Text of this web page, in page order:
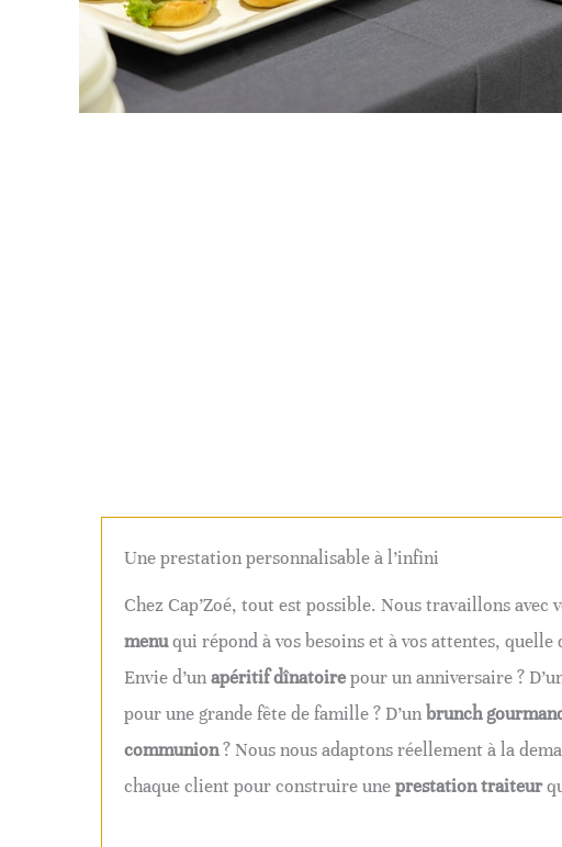
Une prestation personnalisable à l’infini
Chez Cap’Zoé, tout est possible. Nous travaillons avec
menuqui répond à vos besoins et à vos attentes, quelle
Envie d’unapéritif dînatoirepour un anniversaire ?
pour une grande fête de famille ? D’un brunch
communion? Nous nous adaptons réellement à la
chaque client pour construire uneprestation traiteur